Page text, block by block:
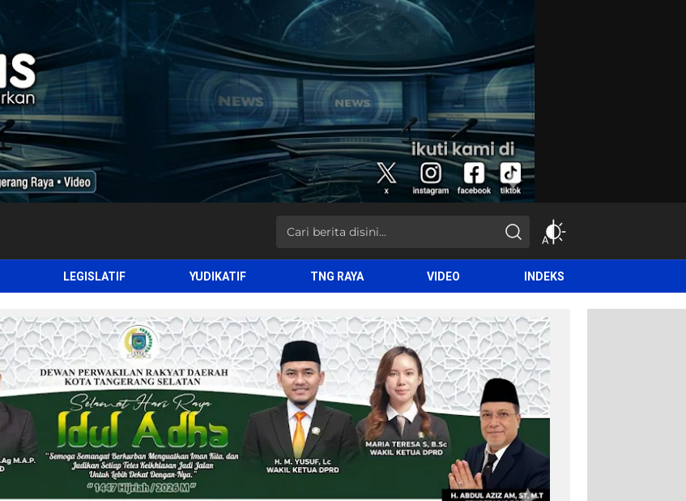
LEGISLATIF YUDIKATIF TNG RAYA VIDEO INDEKS